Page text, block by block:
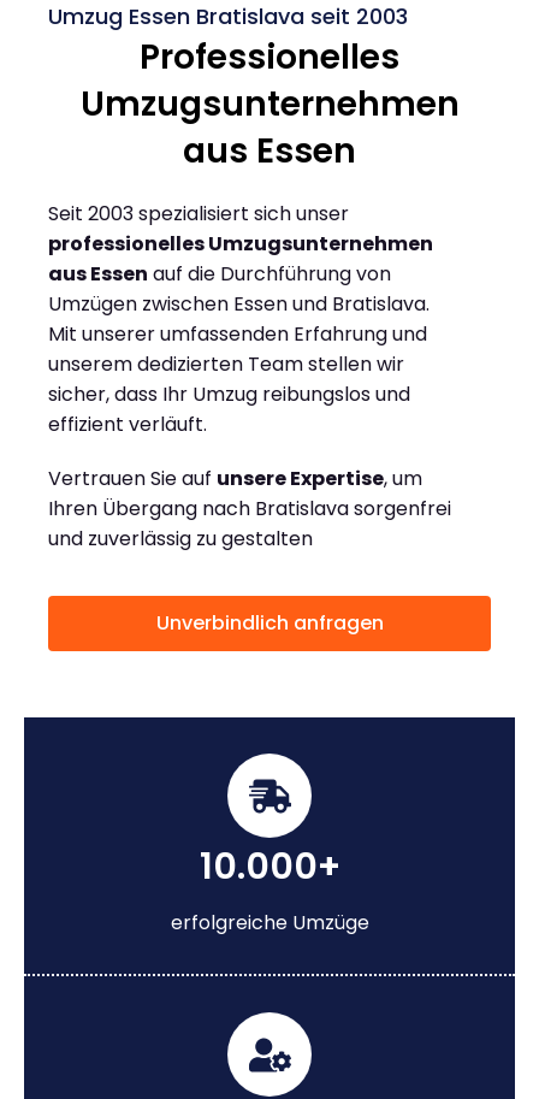
Umzug Essen Bratislava seit 2003
Professionelles
Umzugsunternehmen
aus Essen
Seit 2003 spezialisiert sich unser
professionelles Umzugsunternehmen
aus Essen auf die Durchführung von
Umzügen zwischen Essen und Bratislava.
Mit unserer umfassenden Erfahrung und
unserem dedizierten Team stellen wir
sicher, dass Ihr Umzug reibungslos und
effizient verläuft.
Vertrauen Sie auf unsere Expertise, um
Ihren Übergang nach Bratislava sorgenfrei
und zuverlässig zu gestalten
Unverbindlich anfragen
10.000+
erfolgreiche Umzüge